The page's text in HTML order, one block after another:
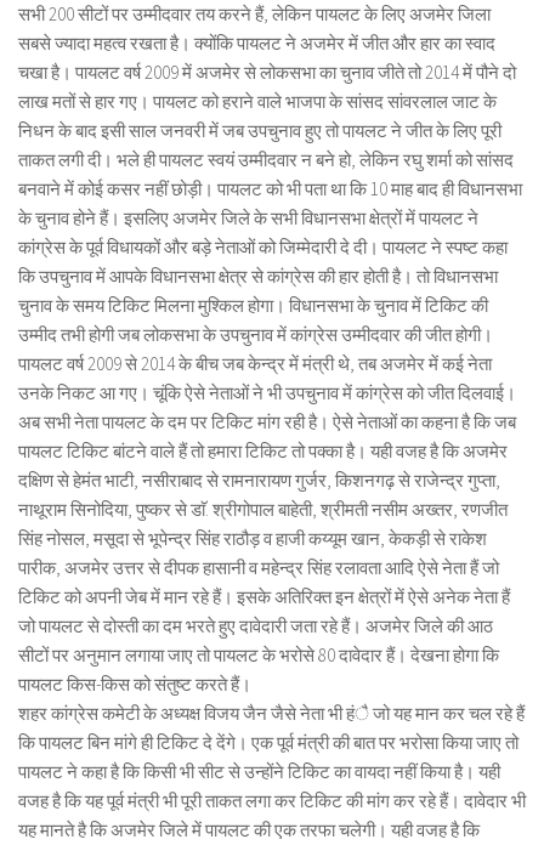
सभी 200 सीटों पर उम्मीदवार तय करने हैं, लेकिन पायलट के लिए अजमेर जिला
सबसे ज्यादा महत्व रखता है। क्योंकि पायलट ने अजमेर में जीत और हार का स्वाद
चखा है। पायलट वर्ष 2009 में अजमेर से लोकसभा का चुनाव जीते तो 2014 में पौने दो
लाख मतों से हार गए। पायलट को हराने वाले भाजपा के सांसद सांवरलाल जाट के
निधन के बाद इसी साल जनवरी में जब उपचुनाव हुए तो पायलट ने जीत के लिए पूरी
ताकत लगी दी। भले ही पायलट स्वयं उम्मीदवार न बने हो, लेकिन रघु शर्मा को सांसद
बनवाने में कोई कसर नहीं छोड़ी। पायलट को भी पता था कि 10 माह बाद ही विधानसभा
के चुनाव होने हैं। इसलिए अजमेर जिले के सभी विधानसभा क्षेत्रों में पायलट ने
कांग्रेस के पूर्व विधायकों और बड़े नेताओं को जिम्मेदारी दे दी। पायलट ने स्पष्ट कहा
कि उपचुनाव में आपके विधानसभा क्षेत्र से कांग्रेस की हार होती है। तो विधानसभा
चुनाव के समय टिकिट मिलना मुश्किल होगा। विधानसभा के चुनाव में टिकिट की
उम्मीद तभी होगी जब लोकसभा के उपचुनाव में कांग्रेस उम्मीदवार की जीत होगी।
पायलट वर्ष 2009 से 2014 के बीच जब केन्द्र में मंत्री थे, तब अजमेर में कई नेता
उनके निकट आ गए। चूंकि ऐसे नेताओं ने भी उपचुनाव में कांग्रेस को जीत दिलवाई।
अब सभी नेता पायलट के दम पर टिकिट मांग रही है। ऐसे नेताओं का कहना है कि जब
पायलट टिकिट बांटने वाले हैं तो हमारा टिकिट तो पक्का है। यही वजह है कि अजमेर
दक्षिण से हेमंत भाटी, नसीराबाद से रामनारायण गुर्जर, किशनगढ़ से राजेन्द्र गुप्ता,
नाथूराम सिनोदिया, पुष्कर से डाॅ. श्रीगोपाल बाहेती, श्रीमती नसीम अख्तर, रणजीत
सिंह नोसल, मसूदा से भूपेन्द्र सिंह राठौड़ व हाजी कय्यूम खान, केकड़ी से राकेश
पारीक, अजमेर उत्तर से दीपक हासानी व महेन्द्र सिंह रलावता आदि ऐसे नेता हैं जो
टिकिट को अपनी जेब में मान रहे हैं। इसके अतिरिक्त इन क्षेत्रों में ऐसे अनेक नेता हैं
जो पायलट से दोस्ती का दम भरते हुए दावेदारी जता रहे हैं। अजमेर जिले की आठ
सीटों पर अनुमान लगाया जाए तो पायलट के भरोसे 80 दावेदार हैं। देखना होगा कि
पायलट किस-किस को संतुष्ट करते हैं।
शहर कांग्रेस कमेटी के अध्यक्ष विजय जैन जैसे नेता भी हंै जो यह मान कर चल रहे हैं
कि पायलट बिन मांगे ही टिकिट दे देंगे। एक पूर्व मंत्री की बात पर भरोसा किया जाए तो
पायलट ने कहा है कि किसी भी सीट से उन्होंने टिकिट का वायदा नहीं किया है। यही
वजह है कि यह पूर्व मंत्री भी पूरी ताकत लगा कर टिकिट की मांग कर रहे हैं। दावेदार भी
यह मानते है कि अजमेर जिले में पायलट की एक तरफा चलेगी। यही वजह है कि